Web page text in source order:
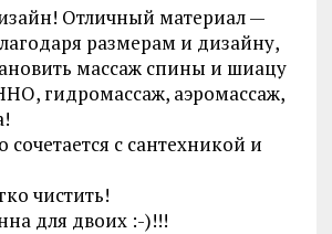
Отличный материал —
размерам и дизайну,
массаж спины и шиацу
гидромассаж, аэромассаж,
сочетается с сантехникой и
чистить!
для двоих :-)!!!